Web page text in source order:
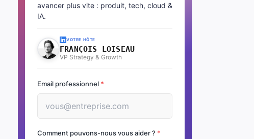
avancer plus vite : produit, tech, cloud &
IA.
VOTRE HÔTE
FRANÇOIS LOISEAU
VP Strategy & Growth
Email professionnel *
Comment pouvons-nous vous aider ? *